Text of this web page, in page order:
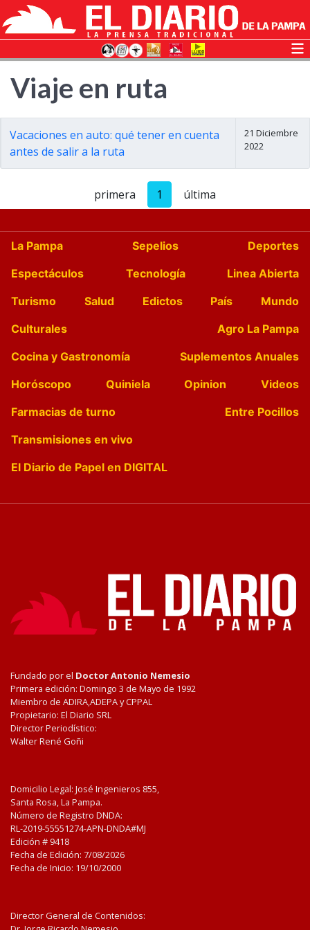
Viaje en ruta
Vacaciones en auto: qué tener en cuenta
antes de salir a la ruta
21 Diciembre
2022
primera 1 última
La Pampa Sepelios
Deportes
Espectáculos
Tecnología
Linea Abierta
Turismo
Salud Edictos País
Mundo
Culturales
Agro La Pampa
Cocina y Gastronomía
Suplementos Anuales
Horóscopo
Quiniela Opinion
Videos
Farmacias de turno
Entre Pocillos
Transmisiones en vivo
El Diario de Papel en DIGITAL
Fundado por el Doctor Antonio Nemesio
Primera edición: Domingo 3 de Mayo de 1992
Miembro de ADIRA,ADEPA y CPPAL
Propietario: El Diario SRL
Director Periodístico:
Walter René Goñi
Domicilio Legal: José Ingenieros 855,
Santa Rosa, La Pampa.
Número de Registro DNDA:
RL-2019-55551274-APN-DNDA#MJ
Edición # 9418
Fecha de Edición: 7/08/2026
Fecha de Inicio: 19/10/2000
Director General de Contenidos: